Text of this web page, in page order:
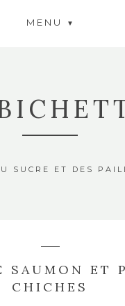
MENU
SUCRE ET DES
SAUMON ET
CHICHES